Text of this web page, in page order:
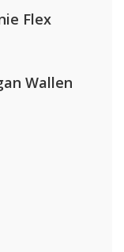
Flex
Wallen